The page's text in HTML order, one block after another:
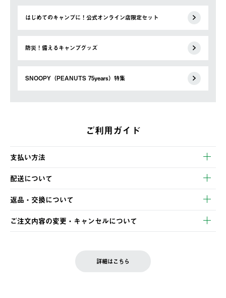
はじめてのキャンプに！公式オンライン店限定セット
防災！備えるキャンプグッズ
SNOOPY（PEANUTS 75years）特集
ご利用ガイド
支払い方法
以下のいずれかの方法でお支払いいただけます。
・クレジットカード決済
・コンビニ決済
・Pay-easy決済
配送について
【発送スケジュール】
ご注文・ご入金完了より2営業日以内に商品を発送いたします。
土日祝の発送はございませんので、木曜日以降のご注文は週明け
の発送となる場合がございます。
返品・交換について
※お客様都合の場合
お客様都合の返品にかかる送料は、お客様ご負担とさせていただ
ご注文内容の変更・キャンセルについて
LOGOS FAMILY会員の方は、会員マイページ内 購入履歴画面に
詳細はこちら